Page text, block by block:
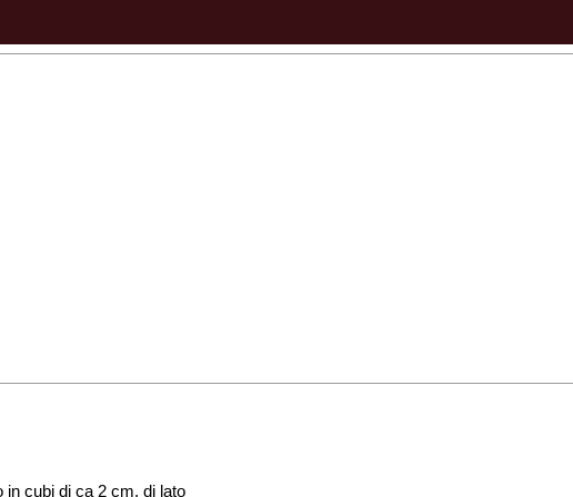
in cubi di ca 2 cm. di lato